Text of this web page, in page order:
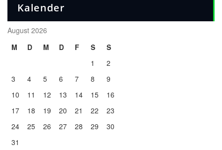
Kalender
August 2026
M
D M D F S
S
1
2
3
4 5 6 7 8
9
10
11 12 13 14 15
16
17
18 19 20 21 22
23
24
25 26 27 28 29
30
31